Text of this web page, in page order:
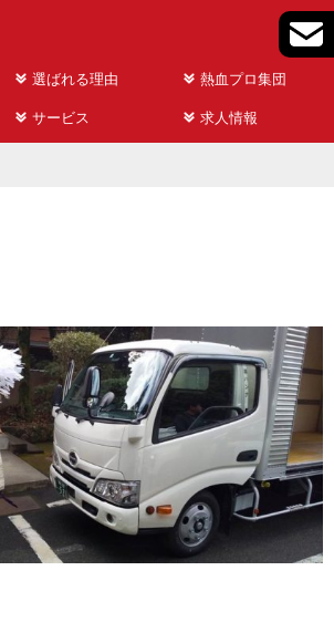
選ばれる理由 熱血プロ集団
サービス 求人情報